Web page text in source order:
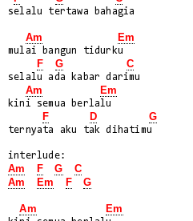
selalu tertawa bahagia
Am Em
mulai bangun tidurku
F G C
selalu ada kabar darimu
Am Em
kini semua berlalu
F D G
ternyata aku tak dihatimu
Am F G
C
Am
Em F G
Am Em